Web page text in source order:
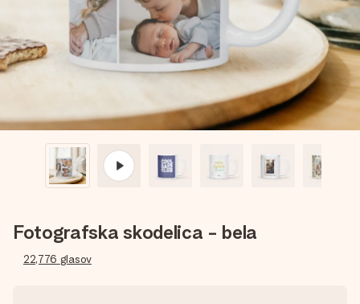
V nekaj preprostih korakih ustvari nekaj edinstvenega – z
njenim imenom, tvojo fotografijo ali sporočilom, ki ogreje
srce. Brez zapletov, le vsa ljubezen za ta trenutek.
Fotografska skodelica - bela
22,776 glasov